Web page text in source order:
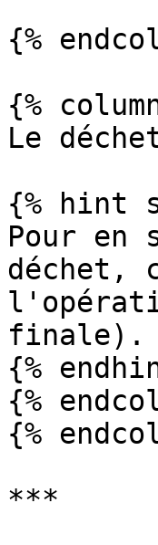
{%
{%
Le
{% hint
Pour
déchet,
finale).
{%
{%
{%
***